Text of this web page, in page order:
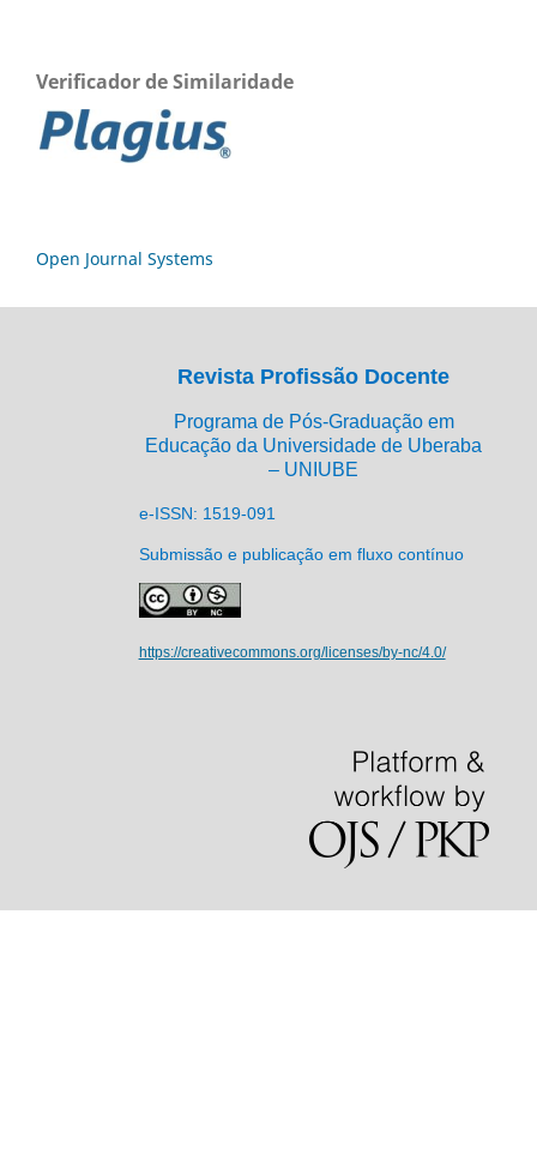
Verificador de Similaridade
Open Journal Systems
Revista Profissão Docente
Programa de Pós-Graduação em
Educação da Universidade de Uberaba
– UNIUBE
e-ISSN: 1519-091
Submissão e publicação em fluxo contínuo
https://creativecommons.org/licenses/by-nc/4.0/